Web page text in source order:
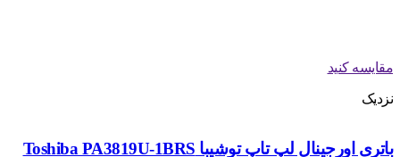
مقایسه کنید
نزدیک
باتری اورجینال لپ تاپ توشیبا Toshiba PA3819U-1BRS